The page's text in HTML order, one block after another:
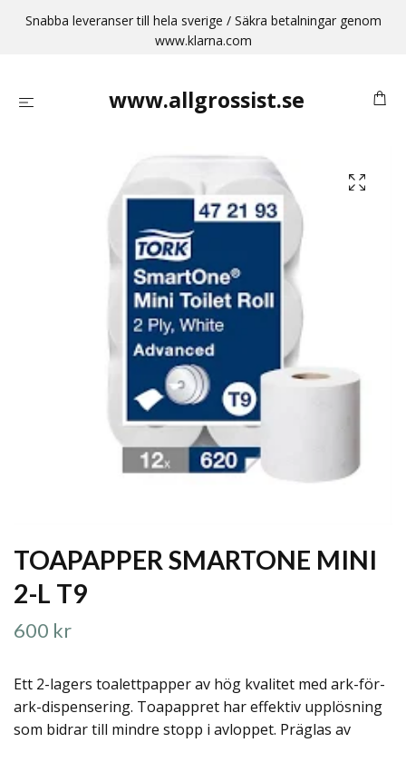
Snabba leveranser till hela sverige / Säkra betalningar genom
www.klarna.com
www.allgrossist.se
TOAPAPPER SMARTONE MINI
2-L T9
600 kr
Ett 2-lagers toalettpapper av hög kvalitet med ark-för-
ark-dispensering. Toapappret har effektiv upplösning
som bidrar till mindre stopp i avloppet. Präglas av